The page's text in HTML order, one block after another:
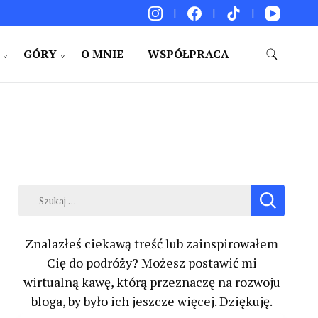
GÓRY O MNIE WSPÓŁPRACA
Szukaj:
Znalazłeś ciekawą treść lub zainspirowałem
Cię do podróży? Możesz postawić mi
wirtualną kawę, którą przeznaczę na rozwoju
bloga, by było ich jeszcze więcej. Dziękuję.